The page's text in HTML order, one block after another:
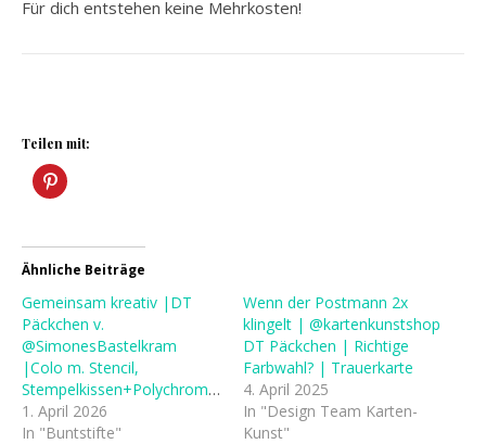
Für dich entstehen keine Mehrkosten!
Teilen mit:
Ähnliche Beiträge
Gemeinsam kreativ |DT
Päckchen v.
@SimonesBastelkram
|Colo m. Stencil,
Stempelkissen+Polychromos
1. April 2026
In "Buntstifte"
Wenn der Postmann 2x
klingelt | @kartenkunstshop
DT Päckchen | Richtige
Farbwahl? | Trauerkarte
4. April 2025
In "Design Team Karten-
Kunst"